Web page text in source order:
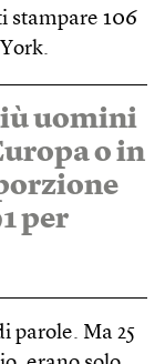
stampare 106
uomini
o in
per
parole. Ma 25